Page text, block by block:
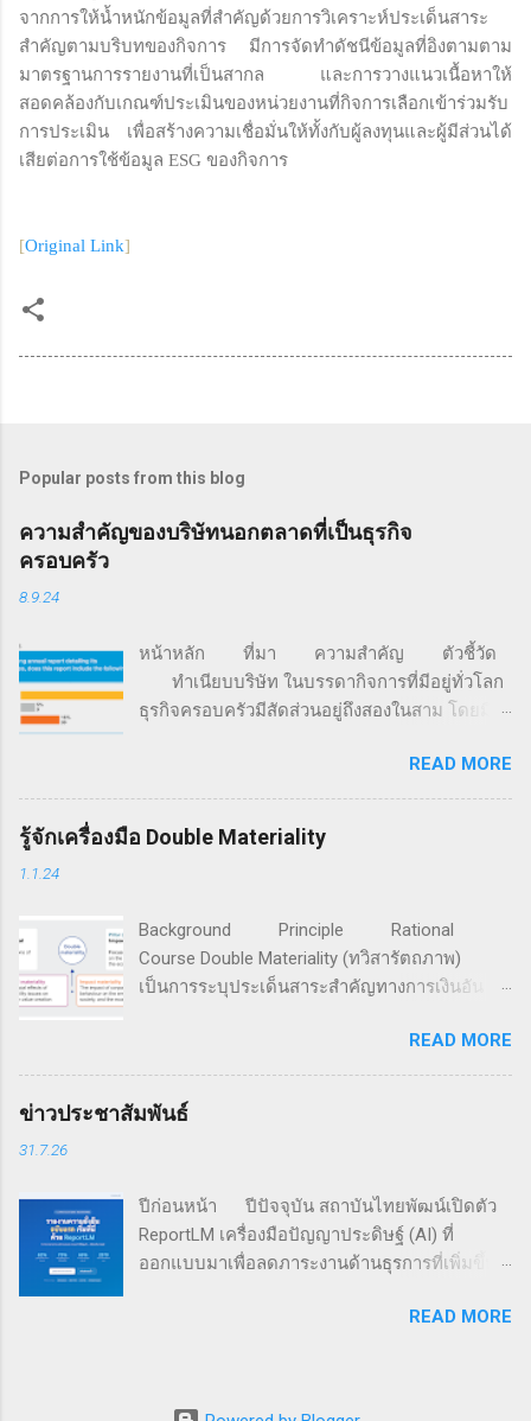
จากการให้น้ำหนักข้อมูลที่สำคัญด้วยการวิเคราะห์ประเด็นสาระ
สำคัญตามบริบทของกิจการ มีการจัดทำดัชนีข้อมูลที่อิงตามตาม
มาตรฐานการรายงานที่เป็นสากล และการวางแนวเนื้อหาให้
สอดคล้องกับเกณฑ์ประเมินของหน่วยงานที่กิจการเลือกเข้าร่วมรับ
การประเมิน เพื่อสร้างความเชื่อมั่นให้ทั้งกับผู้ลงทุนและผู้มีส่วนได้
เสียต่อการใช้ข้อมูล ESG ของกิจการ
[Original Link]
Popular posts from this blog
ความสำคัญของบริษัทนอกตลาดที่เป็นธุรกิจ
ครอบครัว
8.9.24
หน้าหลัก ที่มา ความสำคัญ ตัวชี้วัด
ทำเนียบบริษัท ในบรรดากิจการที่มีอยู่ทั่วโลก
ธุรกิจครอบครัวมีสัดส่วนอยู่ถึงสองในสาม โดยมี
สัดส่วนการจ้างงานอยู่ราว 60% นอกจากนี้ 85%
ของธุรกิจสตาร์ตอัปทั่วโลก ถูกก่อตั้งขึ้นด้วยเงิน
จากครอบครัว (ที่มา: FFI Global Data Points) จาก
ข้อมูลการสำรวจของ Family Business Network
ใน 65 ประเทศทั่วโลก ระบุว่า แม้กิจการครอบครัว
จะให้ความสำคัญเพิ่มขึ้นกับประเด็นสิ่งแวดล้อม
สังคม และธรรมาภิบาล (ESG) แต่เกือบ 60% ของ
จัดทำรายงานประจำปี โดย 16% ของกิจการที่ถูก
สำรวจ มีการเปิดเผยตัวเลขการดำเนินงานตามตัว
ชี้วัดทางสังคมและสิ่งแวดล้อมต่อสาธารณะ และมี
คร...
READ MORE
รู้จักเครื่องมือ Double Materiality
1.1.24
Background Principle Rational
Course Double Materiality (ทวิสารัตถภาพ)
เป็นการระบุประเด็นสาระสำคัญทางการเงินอัน
กิจการ และประเด็นสาระสำคัญของผลกระทบอัน
เกิดจากการกระทำขององค์กรที่มีต่อเศรษฐกิจ
สังคม และสิ่งแวดล้อม สำหรับนำไปใช้ดำเนินการ
ซึ่งเป็นการค้นหาและระบุประเด็นความยั่งยืนที่
เป็นสาระสำคัญที่บริษัทจำเป็นต้องดำเนินการ อัน
ถือเป็นหัวใจของการขับเคลื่อนเรื่องการพัฒนาที่
เงินที่เป็นผลจากปัจจัยด้านเศรษฐกิจ สังคม และสิ่ง
ด้านเศรษฐกิจ สังคม และสิ่งแวดล้อม (แบบ
READ MORE
ข่าวประชาสัมพันธ์
31.7.26
ปีก่อนหน้า ปีปัจจุบัน สถาบันไทยพัฒน์เปิดตัว
ReportLM เครื่องมือปัญญาประดิษฐ์ (AI) ที่
ออกแบบมาเพื่อลดภาระงานด้านธุรการที่เพิ่มขึ้น
รักษาคุณภาพและความน่าเชื่อถือข้อมูล ( อ่านต่อ
สิงหาคม 2569 ถ่ายทอดเนื้อหาและวิธีการประเมิน
READ MORE